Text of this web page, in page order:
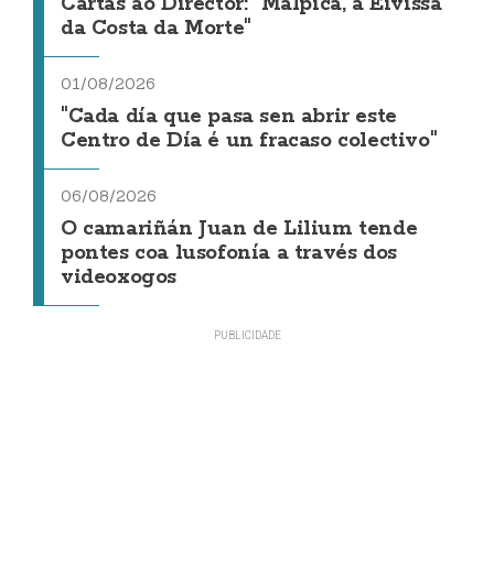
da Costa da Morte"
01/08/2026
"Cada día que pasa sen abrir este
Centro de Día é un fracaso colectivo"
06/08/2026
O camariñán Juan de Lilium tende
pontes coa lusofonía a través dos
videoxogos